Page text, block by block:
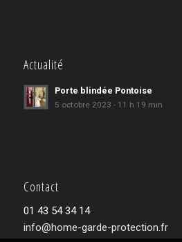
Actualité
Porte blindée Pontoise
5 octobre 2023 - 11 h 19 min
Contact
01 43 54 34 14
info@home-garde-protection.fr